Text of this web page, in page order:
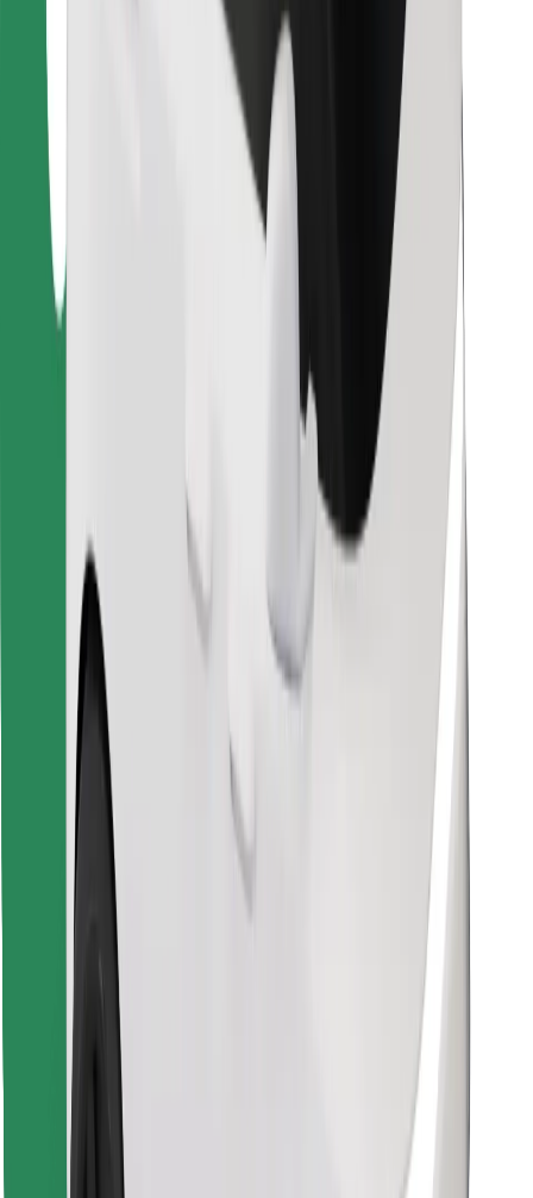
Términos y Condiciones
¡Conseguí un viaje en minutos!
Descargar la app de Bolt Food